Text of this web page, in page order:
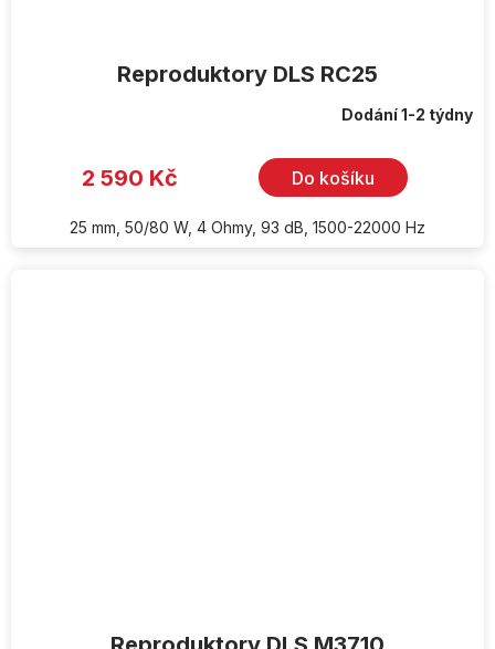
Reproduktory DLS RC25
Dodání 1-2 týdny
2 590 Kč Do košíku
25 mm, 50/80 W, 4 Ohmy, 93 dB, 1500-22000 Hz